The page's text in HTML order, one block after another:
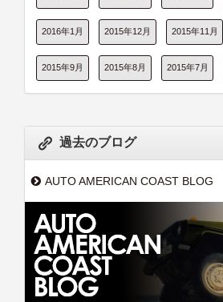
2016年1月 2015年12月 2015年11月
2015年9月 2015年8月 2015年7月
過去のブログ
AUTO AMERICAN COAST BLOG